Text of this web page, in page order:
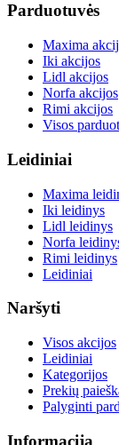
Parduotuvės
Maxima
Iki akcijos
Lidl akcijos
Norfa akcijos
Rimi akcijos
Visos
Leidiniai
Maxima
Iki leidinys
Lidl leidinys
Norfa
Rimi leidinys
Leidiniai
Naršyti
Visos akcijos
Leidiniai
Kategorijos
Prekių
Palyginti
Informacija